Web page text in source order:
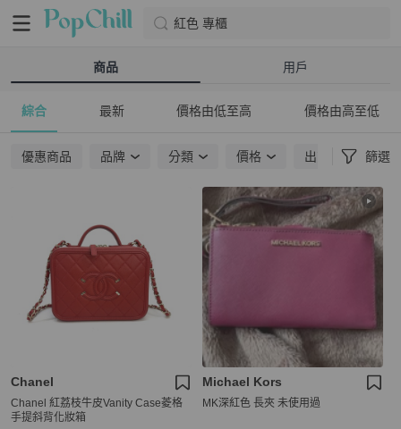
紅色 專櫃
商品 用戶
綜合 最新 價格由低至高 價格由高至低
優惠商品 品牌 分類 價格 出貨地點 篩選
Chanel
Chanel 紅荔枝牛皮Vanity Case菱格
手提斜背化妝箱
Michael Kors
MK深紅色 長夾 未使用過